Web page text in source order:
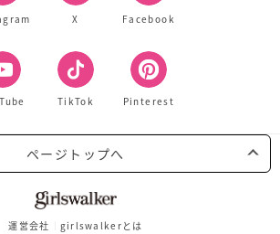
X Facebook
TikTok Pinterest
ページトップへ
運営会社 girlswalkerとは